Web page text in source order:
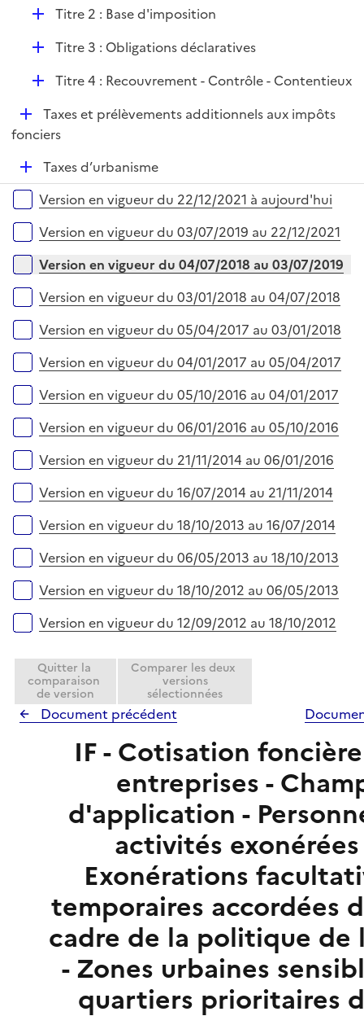
l
e
r
D
e
r
Titre 2 : Base d'imposition
D
l
i
e
r
Titre 3 : Obligations déclaratives
D
p
l
i
e
r
Titre 4 : Recouvrement - Contrôle - Contentieux
D
é
e
r
Taxes et prélèvements additionnels aux impôts
fonciers
D
é
p
e
Taxes d’urbanisme
Versions sur la période
Version en vigueur du 22/12/2021 à aujourd'hui
Version en vigueur du 03/07/2019 au 22/12/2021
Version en vigueur du 04/07/2018 au 03/07/2019
Version en vigueur du 03/01/2018 au 04/07/2018
Version en vigueur du 05/04/2017 au 03/01/2018
Version en vigueur du 04/01/2017 au 05/04/2017
Version en vigueur du 05/10/2016 au 04/01/2017
Version en vigueur du 06/01/2016 au 05/10/2016
Version en vigueur du 21/11/2014 au 06/01/2016
Version en vigueur du 16/07/2014 au 21/11/2014
Version en vigueur du 18/10/2013 au 16/07/2014
Version en vigueur du 06/05/2013 au 18/10/2013
Version en vigueur du 18/10/2012 au 06/05/2013
Version en vigueur du 12/09/2012 au 18/10/2012
Quitter la
comparaison
de version
Comparer les deux
versions
sélectionnées
Document précédent
IF - Cotisation
entreprises -
d'application -
activités exonérées
Exonérations
temporaires accordées
cadre de la politique de
- Zones urbaines
quartiers prioritaires